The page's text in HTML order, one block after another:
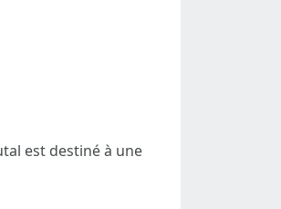
est destiné à une